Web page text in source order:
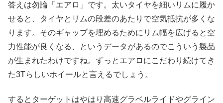
答えは勿論「エアロ」です。太いタイヤを細いリムに履か
せると、タイヤとリムの段差のあたりで空気抵抗が多くな
ります。そのギャップを埋めるためにリム幅を広げると空
力性能が良くなる、というデータがあるのでこういう製品
が生まれたわけですね。ずっとエアロにこだわり続けてき
た3Tらしいホイールと言えるでしょう。
するとターゲットはやはり高速グラベルライドやグライン